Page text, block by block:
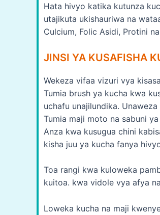
Hata hivyo katika kutunza
utajikuta ukishauriwa na
Culcium, Folic Asidi, Protini
JINSI YA KUSAFISHA
Wekeza vifaa vizuri vya
Tumia brush ya kucha kwa
uchafu unajilundika.
Tumia maji moto na sabuni
Anza kwa kusugua chini
kisha juu ya kucha fanya
Toa rangi kwa kuloweka
kuitoa. kwa vidole vya afya
Loweka kucha na maji